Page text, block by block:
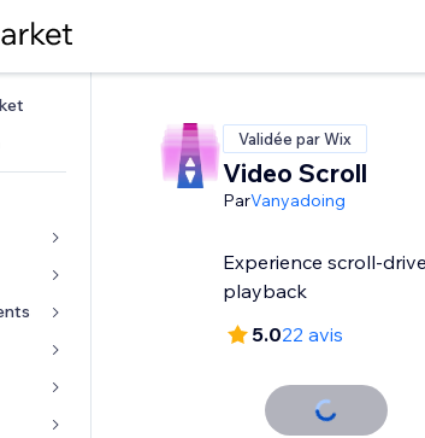
Validée par Wix
Video Scroll
ParVanyadoing
Experience scroll-
playback
5.022 avis